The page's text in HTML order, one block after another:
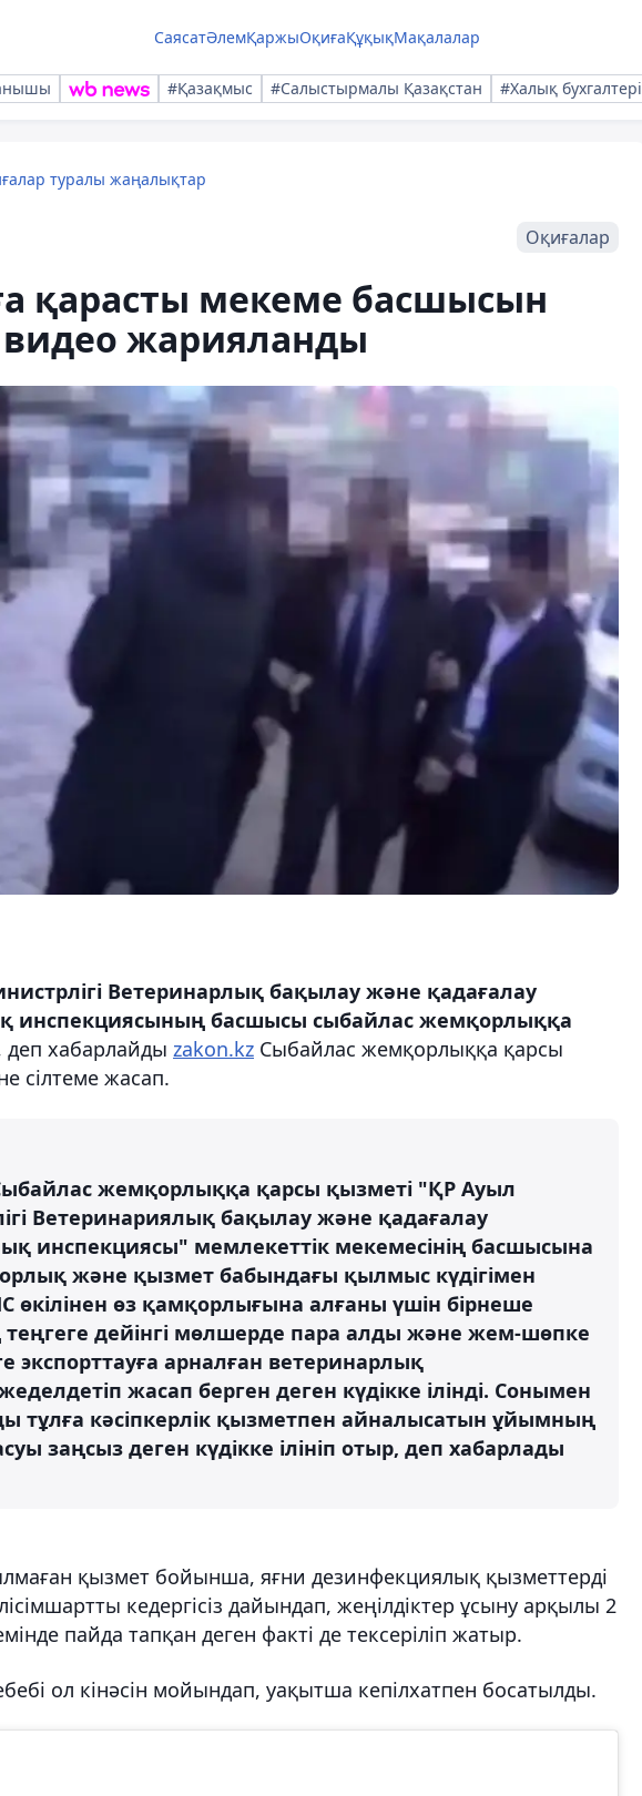
СаясатӘлемҚаржыОқиғаҚұқықМақалалар
#Қазақмыс #Салыстырмалы Қазақстан #Халық бухгалтері
туралы жаңалықтар
Оқиғалар
қарасты мекеме басшысын
видео жарияланды
Ветеринарлық бақылау және қадағалау
инспекциясының басшысы сыбайлас жемқорлыққа
деп хабарлайды zakon.kz Сыбайлас жемқорлыққа қарсы
сілтеме жасап.
жемқорлыққа қарсы қызметі "ҚР Ауыл
Ветеринариялық бақылау және қадағалау
инспекциясы" мемлекеттік мекемесінің басшысына
және қызмет бабындағы қылмыс күдігімен
өкілінен өз қамқорлығына алғаны үшін бірнеше
дейінгі мөлшерде пара алды және жем-шөпке
экспорттауға арналған ветеринарлық
жасап берген деген күдікке ілінді. Сонымен
тұлға кәсіпкерлік қызметпен айналысатын ұйымның
заңсыз деген күдікке ілініп отыр, деп хабарлады
қызмет бойынша, яғни дезинфекциялық қызметтерді
кедергісіз дайындап, жеңілдіктер ұсыну арқылы 2
пайда тапқан деген факті де тексеріліп жатыр.
ол кінәсін мойындап, уақытша кепілхатпен босатылды.